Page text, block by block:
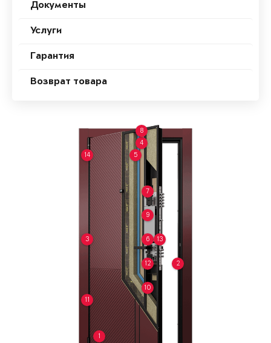
Документы
Услуги
Гарантия
Возврат товара
1
2
3
4
5
6
7
8
9
10
11
12
13
14